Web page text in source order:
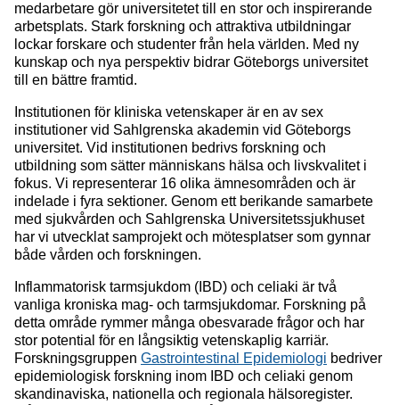
medarbetare gör universitetet till en stor och inspirerande
arbetsplats. Stark forskning och attraktiva utbildningar
lockar forskare och studenter från hela världen. Med ny
kunskap och nya perspektiv bidrar Göteborgs universitet
till en bättre framtid.
Institutionen för kliniska vetenskaper är en av sex
institutioner vid Sahlgrenska akademin vid Göteborgs
universitet. Vid institutionen bedrivs forskning och
utbildning som sätter människans hälsa och livskvalitet i
fokus. Vi representerar 16 olika ämnesområden och är
indelade i fyra sektioner. Genom ett berikande samarbete
med sjukvården och Sahlgrenska Universitetssjukhuset
har vi utvecklat samprojekt och mötesplatser som gynnar
både vården och forskningen.
Inflammatorisk tarmsjukdom (IBD) och celiaki är två
vanliga kroniska mag- och tarmsjukdomar. Forskning på
detta område rymmer många obesvarade frågor och har
stor potential för en långsiktig vetenskaplig karriär.
Forskningsgruppen Gastrointestinal Epidemiologi bedriver
epidemiologisk forskning inom IBD och celiaki genom
skandinaviska, nationella och regionala hälsoregister.